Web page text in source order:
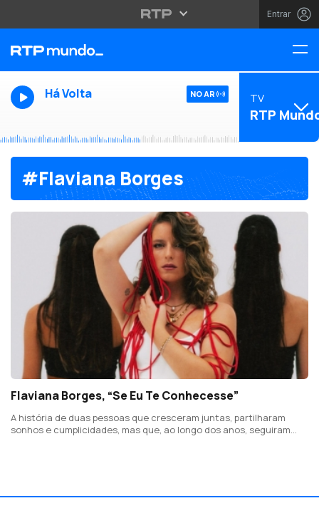
Entrar
Há Volta NO AR TV
RTP
#Flaviana Borges
Flaviana Borges, “Se Eu Te Conhecesse”
A história de duas pessoas que cresceram juntas, partilharam
sonhos e cumplicidades, mas que, ao longo dos anos, seguiram